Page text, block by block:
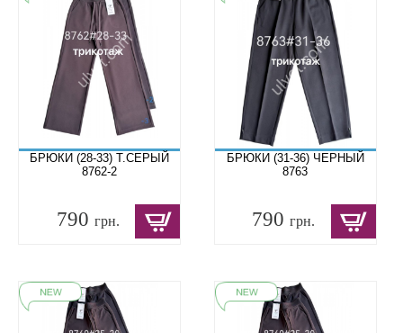
БРЮКИ (28-33) Т.СЕРЫЙ
8762-2
790 грн.
БРЮКИ (31-36) ЧЕРНЫЙ
8763
790грн.